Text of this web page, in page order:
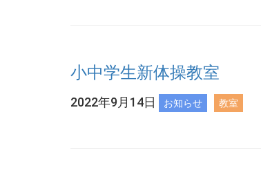
小中学生新体操教室
2022年9月14日 お知らせ 教室